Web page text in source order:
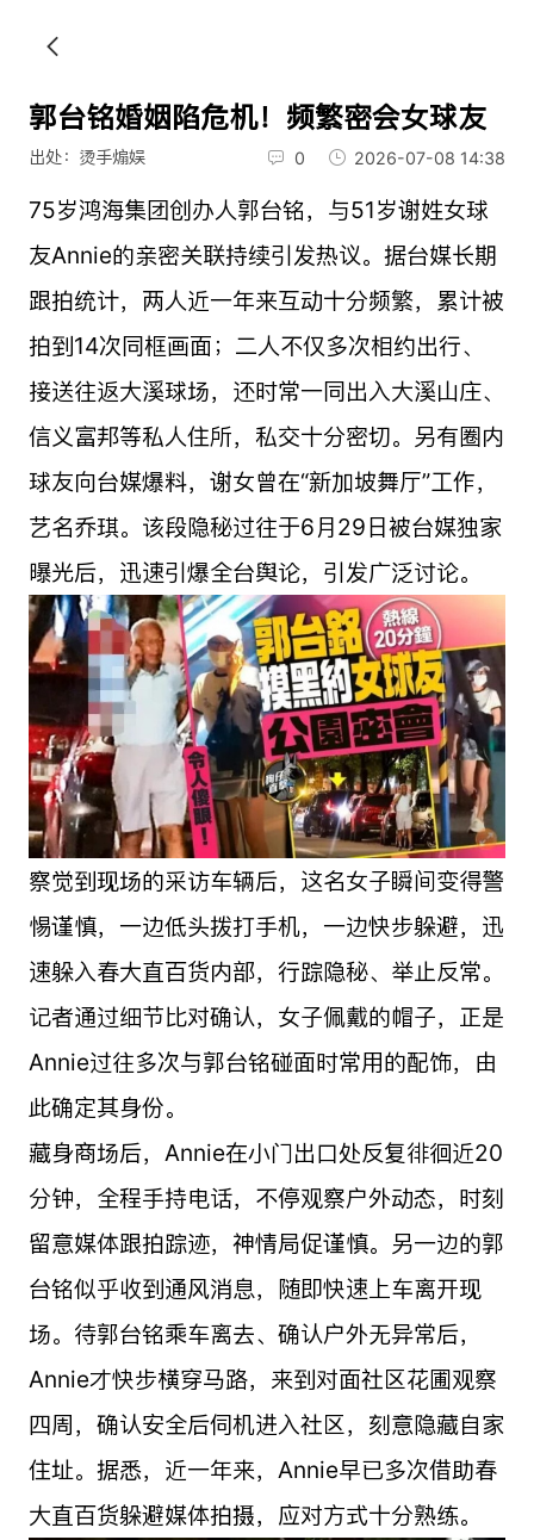
郭台铭婚姻陷危机！频繁密会女球友
出处：烫手煽娱 0 2026-07-08 14:38
75岁鸿海集团创办人郭台铭，与51岁谢姓女球
友Annie的亲密关联持续引发热议。据台媒长期
跟拍统计，两人近一年来互动十分频繁，累计被
拍到14次同框画面；二人不仅多次相约出行、
接送往返大溪球场，还时常一同出入大溪山庄、
信义富邦等私人住所，私交十分密切。另有圈内
球友向台媒爆料，谢女曾在“新加坡舞厅”工作，
艺名乔琪。该段隐秘过往于6月29日被台媒独家
曝光后，迅速引爆全台舆论，引发广泛讨论。
察觉到现场的采访车辆后，这名女子瞬间变得警
惕谨慎，一边低头拨打手机，一边快步躲避，迅
速躲入春大直百货内部，行踪隐秘、举止反常。
记者通过细节比对确认，女子佩戴的帽子，正是
Annie过往多次与郭台铭碰面时常用的配饰，由
此确定其身份。
藏身商场后，Annie在小门出口处反复徘徊近20
分钟，全程手持电话，不停观察户外动态，时刻
留意媒体跟拍踪迹，神情局促谨慎。另一边的郭
台铭似乎收到通风消息，随即快速上车离开现
场。待郭台铭乘车离去、确认户外无异常后，
Annie才快步横穿马路，来到对面社区花圃观察
四周，确认安全后伺机进入社区，刻意隐藏自家
住址。据悉，近一年来，Annie早已多次借助春
大直百货躲避媒体拍摄，应对方式十分熟练。